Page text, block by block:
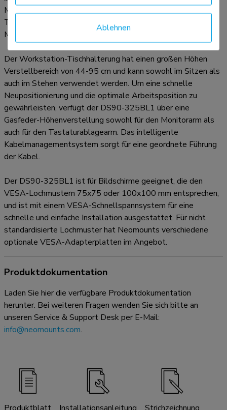
Möglichkeiten des Bildschirms voll auszunutzen. Die
Tastaturablage verfügt über eine Handgelenkstütze und ein
Mauspad für optimalen Komfort.
Der Workstation-Tischhalterung hat einen großen Höhen
Verstellbereich von 44-95 cm und kann sowohl im Sitzen als
auch im Stehen verwendet werden. Um eine schnelle
Neupositionierung und die optimale Arbeitsposition zu
gewährleisten, verfügt der DS90-325BL1 über eine
Gasfeder-Höhenverstellung sowohl für den Monitorarm als
auch für den Tastaturablagearm. Das intelligente
Kabelmanagementsystem sorgt für eine geordnete Führung
der Kabel.
Der DS90-325BL1 ist für Bildschirme geeignet, die den
VESA-Lochmustern 75x75 oder 100x100 mm entsprechen,
und ist mit einem VESA-Schnellspannsystem für eine
schnelle und einfache Installation ausgestattet. Für nicht
standardisierte Lochmuster hat Neomounts verschiedene
optionale VESA-Adapterplatten im Angebot.
Produktdokumentation
Laden Sie hier die verfügbare Produktdokumentation
herunter. Bei weiteren Fragen wenden Sie sich bitte an
unseren Service & Support Desk per E-Mail:
info@neomounts.com.
Ablehnen